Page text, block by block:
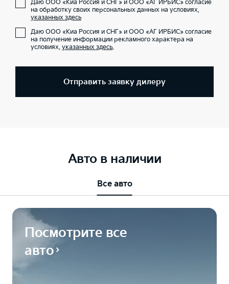
Даю ООО «Киа Россия и СНГ» и ООО «АГ ИРБИС» согласие
на обработку своих персональных данных на условиях,
указанных здесь
Даю ООО «Киа Россия и СНГ» и ООО «АГ ИРБИС» согласие
на получение информации рекламного характера на
условиях, указанных здесь.
Отправить заявку дилеру
Авто в наличии
Все авто
Посмотрите все
авто